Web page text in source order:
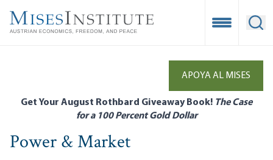
main
Open
APOYA AL MISES
Get Your August Rothbard Giveaway Book! The Case
for a 100 Percent Gold Dollar
Power & Market